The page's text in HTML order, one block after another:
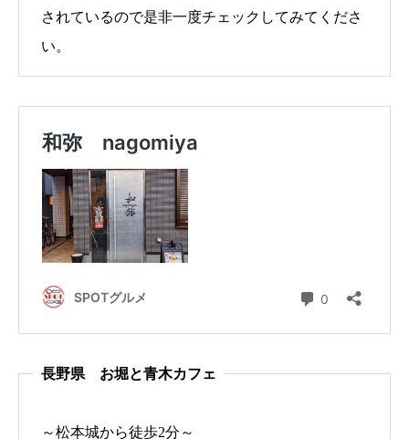
されているので是非一度チェックしてみてくださ
い。
長野県 お堀と青木カフェ
～松本城から徒歩2分～